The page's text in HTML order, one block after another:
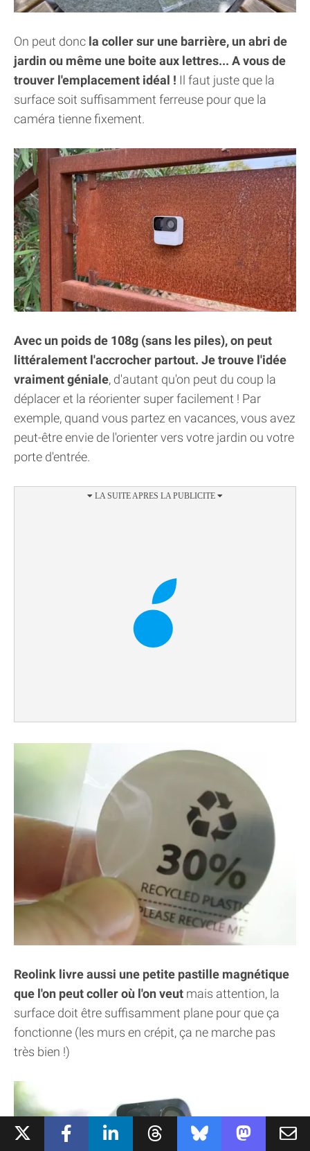
On peut donc la coller sur une barrière, un abri de
jardin ou même une boite aux lettres... A vous de
trouver l'emplacement idéal ! Il faut juste que la
surface soit suffisamment ferreuse pour que la
caméra tienne fixement.
Avec un poids de 108g (sans les piles), on peut
littéralement l'accrocher partout. Je trouve l'idée
vraiment géniale, d'autant qu'on peut du coup la
déplacer et la réorienter super facilement ! Par
exemple, quand vous partez en vacances, vous avez
peut-être envie de l'orienter vers votre jardin ou votre
porte d'entrée.
Reolink livre aussi une petite pastille magnétique
que l'on peut coller où l'on veut mais attention, la
surface doit être suffisamment plane pour que ça
fonctionne (les murs en crépit, ça ne marche pas
très bien !)